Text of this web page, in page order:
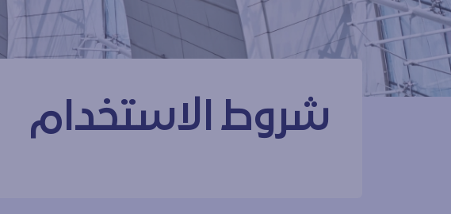
شروط الاستخدام